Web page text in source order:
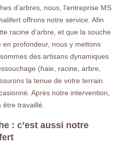
d’arbres, nous, l’entreprise MS
offrons notre service. Afin
racine d’arbre, et que la souche
profondeur, nous y mettons
des artisans dynamiques
(haie, racine, arbre,
la tenue de votre terrain.
Après notre intervention,
travaillé.
: c’est aussi notre